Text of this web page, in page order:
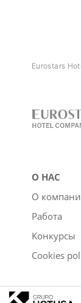
Eurostars
О НАС
О
Работа
Kонкурсы
Cookies